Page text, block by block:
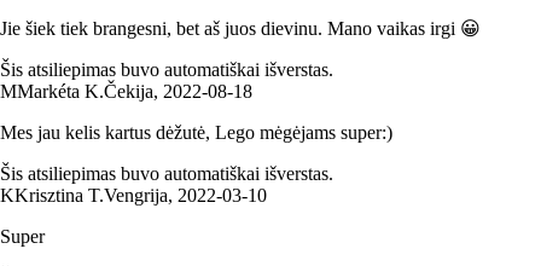
Jie šiek tiek brangesni, bet aš juos dievinu. Mano vaikas irgi 😀
Šis atsiliepimas buvo automatiškai išverstas.
MMarkéta K.Čekija, 2022‑08‑18
Mes jau kelis kartus dėžutė, Lego mėgėjams super:)
Šis atsiliepimas buvo automatiškai išverstas.
KKrisztina T.Vengrija, 2022‑03‑10
Super